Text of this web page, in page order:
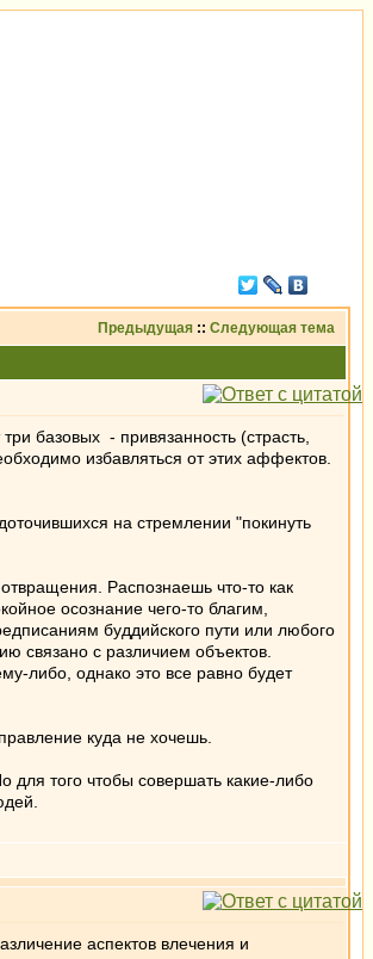
Предыдущая :: Следующая тема
базовых - привязанность (страсть,
избавляться от этих аффектов.
на стремлении "покинуть
Распознаешь что-то как
осознание чего-то благим,
буддийского пути или любого
связано с различием объектов.
либо, однако это все равно будет
куда не хочешь.
того чтобы совершать какие-либо
аспектов влечения и